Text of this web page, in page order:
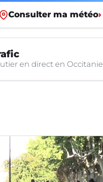
Consulter ma météo›
en direct en Occitanie